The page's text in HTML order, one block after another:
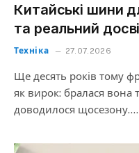
Китайські шини
та реальний
Техніка 27.07.2026
Ще десять років тому
як вирок: бралася вона
доводилося щосезону.…